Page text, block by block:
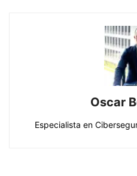
Oscar
Especialista en